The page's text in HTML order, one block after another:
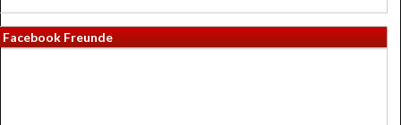
Facebook Freunde